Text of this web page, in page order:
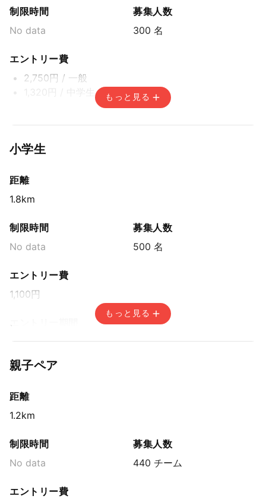
制限時間
No data
募集人数
300 名
エントリー費
2,750円 / 一般
1,320円 / 中学生
2025年8月17日(日) 15:00〜2025年11月18日(火) 14:59
もっと見る
小学生
距離
1.8km
制限時間
No data
募集人数
500 名
エントリー費
1,100円
エントリー期間
先着方式
もっと見る
親子ペア
距離
1.2km
制限時間
No data
募集人数
440 チーム
エントリー費